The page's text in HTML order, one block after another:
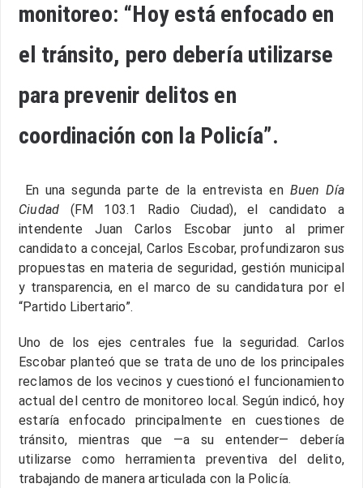
monitoreo: “Hoy está enfocado en
el tránsito, pero debería utilizarse
para prevenir delitos en
coordinación con la Policía”.
En una segunda parte de la entrevista en Buen Día
Ciudad (FM 103.1 Radio Ciudad), el candidato a
intendente Juan Carlos Escobar junto al primer
candidato a concejal, Carlos Escobar, profundizaron sus
propuestas en materia de seguridad, gestión municipal
y transparencia, en el marco de su candidatura por el
“Partido Libertario”.
Uno de los ejes centrales fue la seguridad. Carlos
Escobar planteó que se trata de uno de los principales
reclamos de los vecinos y cuestionó el funcionamiento
actual del centro de monitoreo local. Según indicó, hoy
estaría enfocado principalmente en cuestiones de
tránsito, mientras que —a su entender— debería
utilizarse como herramienta preventiva del delito,
trabajando de manera articulada con la Policía.